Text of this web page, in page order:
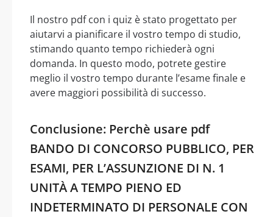
Il nostro pdf con i quiz è stato progettato per
aiutarvi a pianificare il vostro tempo di studio,
stimando quanto tempo richiederà ogni
domanda. In questo modo, potrete gestire
meglio il vostro tempo durante l’esame finale e
avere maggiori possibilità di successo.
Conclusione: Perchè usare pdf
BANDO DI CONCORSO PUBBLICO, PER
ESAMI, PER L’ASSUNZIONE DI N. 1
UNITÀ A TEMPO PIENO ED
INDETERMINATO DI PERSONALE CON